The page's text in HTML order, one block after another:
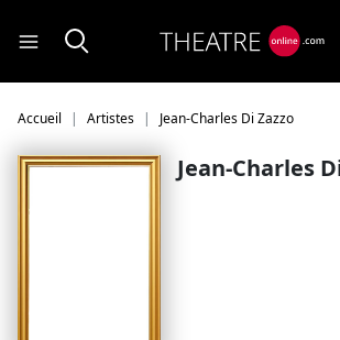
Accueil Artistes Jean-Charles Di Zazzo
Jean-Charles